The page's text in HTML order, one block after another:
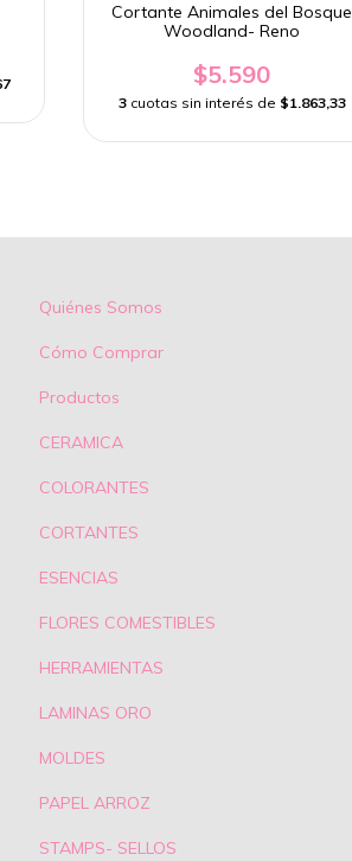
Cortante Animales del Bosque
Woodland- Reno
$5.590
3 cuotas sin interés de $1.863,33
Quiénes Somos
Cómo Comprar
Productos
CERAMICA
COLORANTES
CORTANTES
ESENCIAS
FLORES COMESTIBLES
HERRAMIENTAS
LAMINAS ORO
MOLDES
PAPEL ARROZ
STAMPS- SELLOS